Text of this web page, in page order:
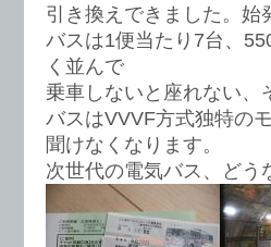
引き換えできました。始
バスは1便当たり7台、
く並んで
乗車しないと座れない、
バスはVVVF方式独特の
聞けなくなります。
次世代の電気バス、どう